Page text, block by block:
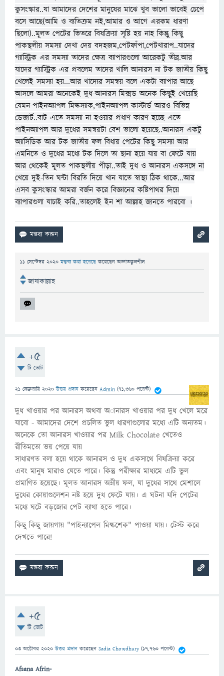
কুসংস্কার..যা আমাদের দেশের মানুষের মাঝে খুব ভালো ভাবেই চেপে
বসে আছে(আমি ও ব্যতিক্রম নই,আমার ও আগে এরকম ধারণা
ছিলো)..মূলত পেটের ভিতরে বিষক্রিয়া সৃষ্টিহয় নাহ কিন্তুু কিছু
পাকস্থলীয় সমস্যা দেখা দেয় বদহজম,পেটফাঁপা,পেটখারাপ..যাদের
গ্যাস্ট্রিক এর সমস্যা তাদের ক্ষেত্র ব্যাপারগুলো আরেকটু তীব্র.আর
যাদের গ্যাস্ট্রিক এর প্রবলেম তাদের খালি আনারস না টক জাতীয় কিছু
খেলেই সমস্যা হয়...আর খাদ্যের সমন্বয় বলে একটা ব্যাপার আছে
আসলে আমরা অনেকেই দুধ-আনারস মিক্সড অনেক কিছুই খেয়েছি
যেমন-পাইনঅ্যাপল মিল্কস্যাক,পাইনঅ্যাপল কাস্টার্ড আরও বিভিন্ন
ডেজার্ট..বাট এতে সমস্যা না হওয়ার প্রধাণ কারণ হচ্ছে এতে
পাইনঅ্যাপল আর দুধের সমন্বয়টা বেশ ভালো হয়েছে..আনারস একটু
অ্যাসিডিক আর টক জাতীয় ফল বিধায় পেটের কিছু সমস্যা আর
এমনিতে ও দুধের মধ্যে টক দিলে তা ছানা হয়ে যায় বা ফেটে যায়
আর থেকেই মূলত পাকস্থলীয় পীড়া..তাই দুধ ও আনারস একসঙ্গে না
খেয়ে দুই-তিন ঘন্টা বিরতি দিয়ে খান যাতে স্বাস্থ্য ঠিক থাকে...আর
এসব কুসংস্কার আমরা বর্জন করে বিজ্ঞানের কষ্টিপাথর দিয়ে
ব্যাপারগুলা যাচাই করি..তাহলেই ইন শা আল্লাহ জানতে পারবো ।
11 সেপ্টেম্বর 2020 মন্তব্য করা হয়েছেকরেছেনঅজ্ঞাতকুলশীল
জাযাকাল্লাহ
+5
টি ভোট
21 ফেব্রুয়ারি 2020 উত্তর প্রদান করেছেন Admin (71,360 পয়েন্ট)
দুধ খাওয়ার পর আনারস অথবা অানারস খাওয়ার পর দুধ খেলে মরে
যাবো - আমাদের দেশে প্রচলিত ভুল ধারণাগুলোর মধ্যে এটি অন্যতম।
অনেকে তো আনারস খাওয়ার পর Milk Chocolate খেতেও
রীতিমতো ভয় পেয়ে যায়
সাধারণত বলা হয়ে থাকে আনারস ও দুধ একসাথে বিষক্রিয়া করে
এবং মানুষ মারাও যেতে পারে। কিন্তু পরীক্ষার মাধ্যমে এটি ভুল
প্রমাণিত হয়েছে। মূলত আনারস অম্লীয় ফল, যা দুধের সাথে মেশালে
দুধের কোয়াগুলেশন নষ্ট হয়ে দুধ ফেটে যায়। এ ঘটনা যদি পেটের
মধ্যে ঘটে বড়জোর পেট ব্যাথা হতে পারে।
কিছু কিছু জায়গায় "পাইন্যাপেল মিল্কশেক" পাওয়া যায়। টেস্ট করে
দেখতে পারে!
+5
টি ভোট
03 অক্টোবর 2020 উত্তর প্রদান করেছেন Sadia Chowdhury (17,760 পয়েন্ট)
Afsana Afrin-